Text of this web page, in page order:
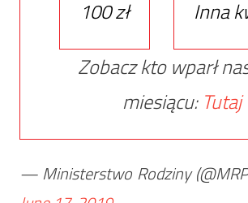
100 zł
Inna
Zobacz kto wparł
miesiącu: Tutaj
— Ministerstwo Rodziny